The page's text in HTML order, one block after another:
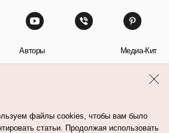
Авторы Медиа-Кит
файлы cookies, чтобы вам было
статьи. Продолжая использовать